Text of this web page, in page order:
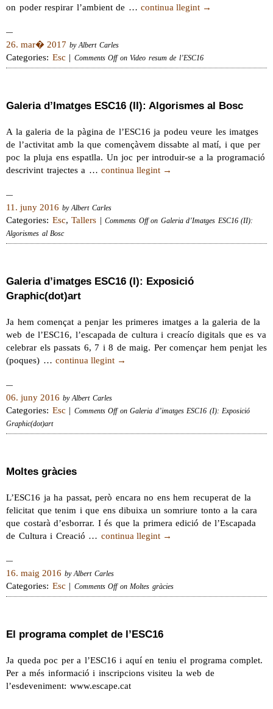
on poder respirar l’ambient de … continua llegint →
26. mar� 2017 by Albert Carles
Categories: Esc | Comments Offon Video resum de l’ESC16
Galeria d’Imatges ESC16 (II): Algorismes al Bosc
A la galeria de la pàgina de l’ESC16 ja podeu veure les imatges
de l’activitat amb la que començàvem dissabte al matí, i que per
poc la pluja ens espatlla. Un joc per introduir-se a la programació
descrivint trajectes a … continua llegint →
11. juny 2016 by Albert Carles
Categories: Esc, Tallers | Comments Offon Galeria d’Imatges ESC16 (II):
Algorismes al Bosc
Galeria d’imatges ESC16 (I): Exposició
Graphic(dot)art
Ja hem començat a penjar les primeres imatges a la galeria de la
web de l’ESC16, l’escapada de cultura i creacío digitals que es va
celebrar els passats 6, 7 i 8 de maig. Per començar hem penjat les
(poques) … continua llegint →
06. juny 2016 by Albert Carles
Categories: Esc | Comments Offon Galeria d’imatges ESC16 (I): Exposició
Graphic(dot)art
Moltes gràcies
L’ESC16 ja ha passat, però encara no ens hem recuperat de la
felicitat que tenim i que ens dibuixa un somriure tonto a la cara
que costarà d’esborrar. I és que la primera edició de l’Escapada
de Cultura i Creació … continua llegint →
16. maig 2016 by Albert Carles
Categories: Esc | Comments Offon Moltes gràcies
El programa complet de l’ESC16
Ja queda poc per a l’ESC16 i aquí en teniu el programa complet.
Per a més informació i inscripcions visiteu la web de
l’esdeveniment: www.escape.cat